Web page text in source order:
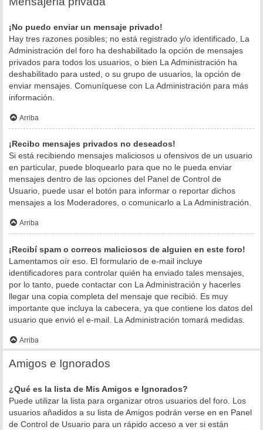
¡No puedo enviar un mensaje privado!
Hay tres razones posibles; no está registrado y/o identificado, La
Administración del foro ha deshabilitado la opción de mensajes
privados para todos los usuarios, o bien La Administración ha
deshabilitado para usted, o su grupo de usuarios, la opción de
enviar mensajes. Comuníquese con La Administración para más
información.
Arriba
¡Recibo mensajes privados no deseados!
Si está recibiendo mensajes maliciosos u ofensivos de un usuario
en particular, puede bloquearlo para que no le pueda enviar
mensajes dentro de las opciones del Panel de Control de
Usuario, puede usar el botón para informar o reportar dichos
mensajes a los Moderadores, o comunicarlo a La Administración.
Arriba
¡Recibí spam o correos maliciosos de alguien en este foro!
Lamentamos oír eso. El formulario de e-mail incluye
identificadores para controlar quién ha enviado tales mensajes,
por lo tanto, puede contactar con La Administración y hacerles
llegar una copia completa del mensaje que recibió. Es muy
importante que incluya la cabecera, ya que contiene los datos del
usuario que envió el e-mail. La Administración tomará medidas.
Arriba
Amigos e Ignorados
¿Qué es la lista de Mis Amigos e Ignorados?
Puede utilizar la lista para organizar otros usuarios del foro. Los
usuarios añadidos a su lista de Amigos podrán verse en en Panel
de Control de Usuario para un rápido acceso a ver si están